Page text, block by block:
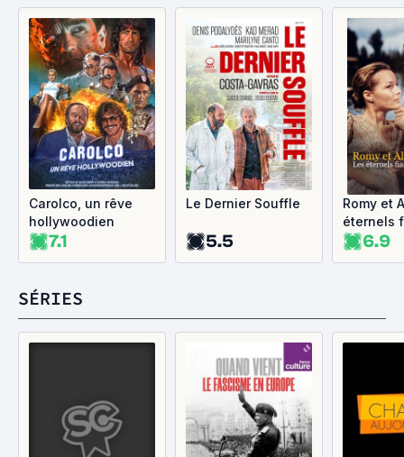
Carolco, un rêve
hollywoodien
7.1
Le Dernier Souffle
5.5
Romy et
éternels
6.9
SÉRIES